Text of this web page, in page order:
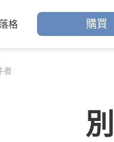
格 購買
者